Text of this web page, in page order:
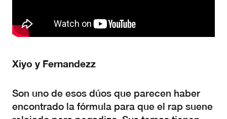
Xiyo y Fernandezz
Son uno de esos dúos que parecen haber
encontrado la fórmula para que el rap suene